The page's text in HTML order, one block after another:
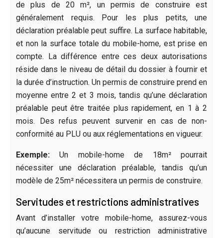
de plus de 20 m², un permis de construire est
généralement requis. Pour les plus petits, une
déclaration préalable peut suffire. La surface habitable,
et non la surface totale du mobile-home, est prise en
compte. La différence entre ces deux autorisations
réside dans le niveau de détail du dossier à fournir et
la durée d’instruction. Un permis de construire prend en
moyenne entre 2 et 3 mois, tandis qu’une déclaration
préalable peut être traitée plus rapidement, en 1 à 2
mois. Des refus peuvent survenir en cas de non-
conformité au PLU ou aux réglementations en vigueur.
Exemple:Un mobile-home de 18m² pourrait
nécessiter une déclaration préalable, tandis qu’un
modèle de 25m² nécessitera un permis de construire.
Servitudes et restrictions administratives
Avant d’installer votre mobile-home, assurez-vous
qu’aucune servitude ou restriction administrative